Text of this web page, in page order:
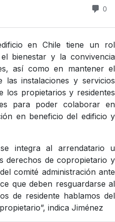
en Chile tiene un rol
bienestar y la convivencia
así como en mantener el
las instalaciones y servicios
los propietarios y residentes
para poder colaborar en
en beneficio del edificio y
integra al arrendatario u
derechos de copropietario y
comité administración ante
que deben resguardarse al
de residente hablamos del
indica Jiménez